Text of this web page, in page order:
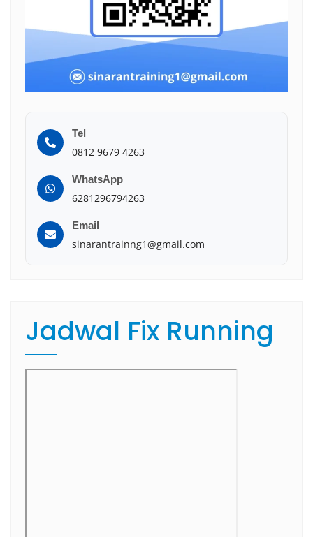
Tel
0812 9679 4263
WhatsApp
6281296794263
Email
sinarantrainng1@gmail.com
Jadwal Fix Running